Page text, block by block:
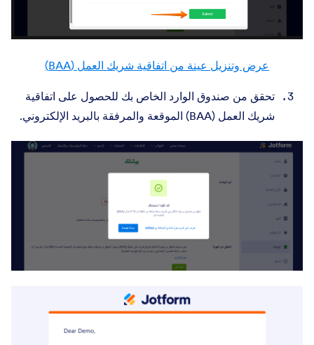
عرض وتنزيل عينة من اتفاقية شريك العمل (BAA)
تحقق من صندوق الوارد الخاص بك للحصول على اتفاقية
شريك العمل (BAA) الموقعة والمرفقة بالبريد الإلكتروني.